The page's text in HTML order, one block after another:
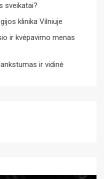
sveikatai?
klinika Vilniuje
ir kvėpavimo menas
ir vidinė